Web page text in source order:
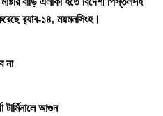
র‌্যাব-১৪, ময়মনসিংহ।
না
টার্মিনালে আগুন